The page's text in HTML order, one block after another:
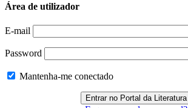
Área de utilizador
E-mail
Password
Mantenha-me conectado